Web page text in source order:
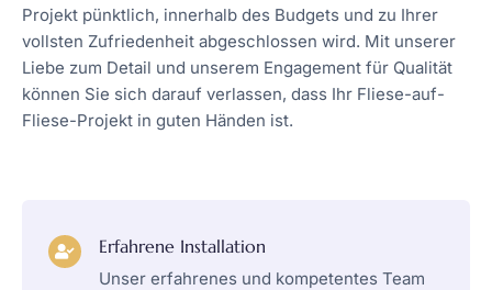
Projekt pünktlich, innerhalb des Budgets und zu Ihrer
vollsten Zufriedenheit abgeschlossen wird. Mit unserer
Liebe zum Detail und unserem Engagement für Qualität
können Sie sich darauf verlassen, dass Ihr Fliese-auf-
Fliese-Projekt in guten Händen ist.
Erfahrene Installation​​
Unser erfahrenes und kompetentes Team